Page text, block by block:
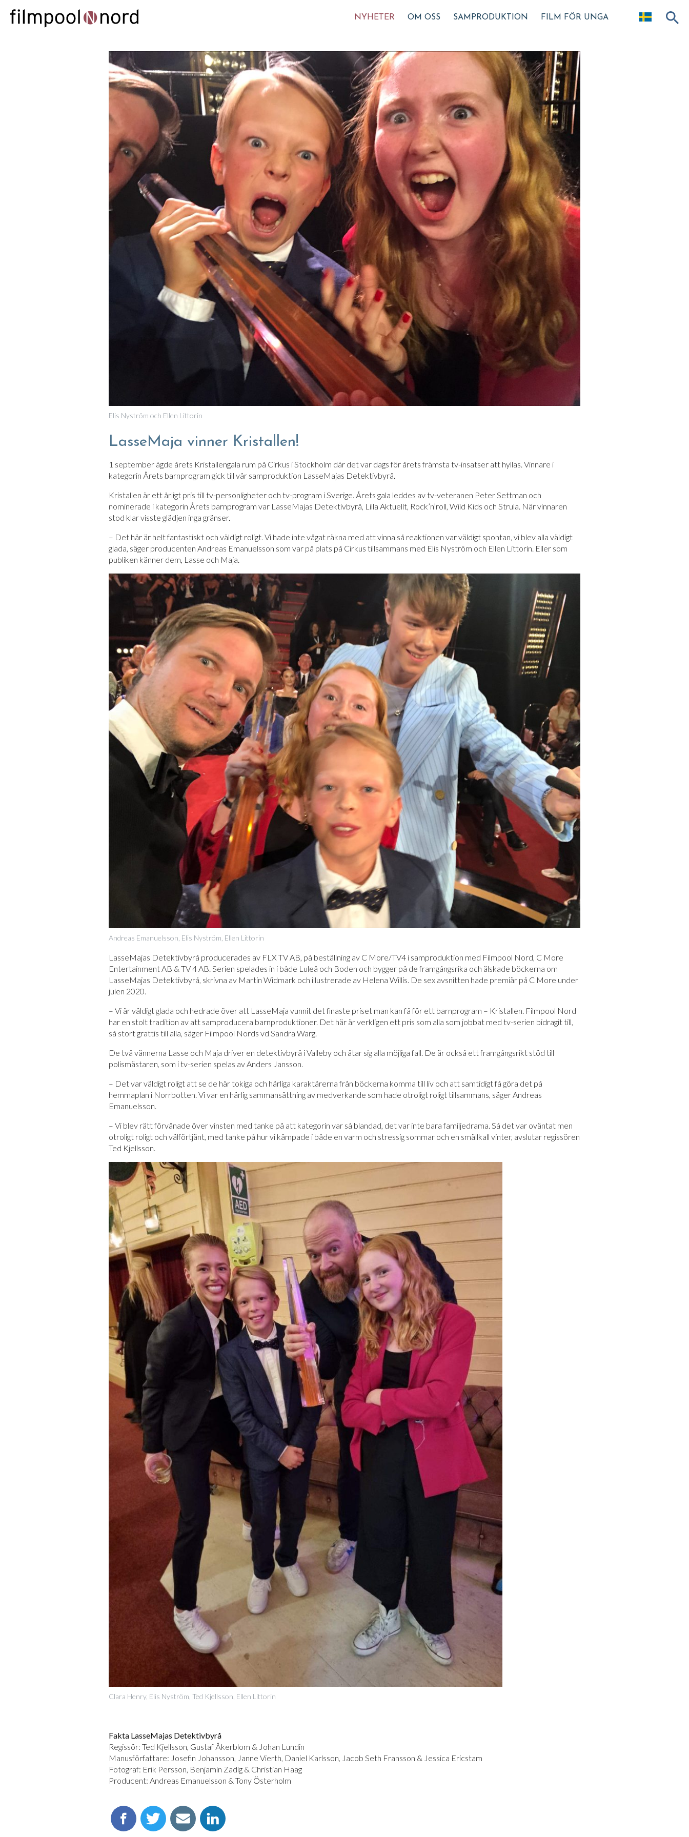
NYHETER OM OSS SAMPRODUKTION FILM FÖR UNGA
Elis Nyström och Ellen Littorin
LasseMaja vinner Kristallen!
1 september ägde årets Kristallengala rum på Cirkus i Stockholm där det var dags för årets främsta tv-insatser att hyllas. Vinnare i
kategorin Årets barnprogram gick till vår samproduktion LasseMajas Detektivbyrå.
Kristallen är ett årligt pris till tv-personligheter och tv-program i Sverige. Årets gala leddes av tv-veteranen Peter Settman och
nominerade i kategorin Årets barnprogram var LasseMajas Detektivbyrå, Lilla Aktuellt, Rock’n’roll, Wild Kids och Strula. När vinnaren
stod klar visste glädjen inga gränser.
– Det här är helt fantastiskt och väldigt roligt. Vi hade inte vågat räkna med att vinna så reaktionen var väldigt spontan, vi blev alla väldigt
glada, säger producenten Andreas Emanuelsson som var på plats på Cirkus tillsammans med Elis Nyström och Ellen Littorin. Eller som
publiken känner dem, Lasse och Maja.
Andreas Emanuelsson, Elis Nyström, Ellen Littorin
LasseMajas Detektivbyrå producerades av FLX TV AB, på beställning av C More/TV4 i samproduktion med Filmpool Nord, C More
Entertainment AB & TV 4 AB. Serien spelades in i både Luleå och Boden och bygger på de framgångsrika och älskade böckerna om
LasseMajas Detektivbyrå, skrivna av Martin Widmark och illustrerade av Helena Willis. De sex avsnitten hade premiär på C More under
julen 2020.
– Vi är väldigt glada och hedrade över att LasseMaja vunnit det finaste priset man kan få för ett barnprogram – Kristallen. Filmpool Nord
har en stolt tradition av att samproducera barnproduktioner. Det här är verkligen ett pris som alla som jobbat med tv-serien bidragit till,
så stort grattis till alla, säger Filmpool Nords vd Sandra Warg.
De två vännerna Lasse och Maja driver en detektivbyrå i Valleby och åtar sig alla möjliga fall. De är också ett framgångsrikt stöd till
polismästaren, som i tv-serien spelas av Anders Jansson.
– Det var väldigt roligt att se de här tokiga och härliga karaktärerna från böckerna komma till liv och att samtidigt få göra det på
hemmaplan i Norrbotten. Vi var en härlig sammansättning av medverkande som hade otroligt roligt tillsammans, säger Andreas
Emanuelsson.
– Vi blev rätt förvånade över vinsten med tanke på att kategorin var så blandad, det var inte bara familjedrama. Så det var oväntat men
otroligt roligt och välförtjänt, med tanke på hur vi kämpade i både en varm och stressig sommar och en smällkall vinter, avslutar regissören
Ted Kjellsson.
Clara Henry, Elis Nyström, Ted Kjellsson, Ellen Littorin
Fakta LasseMajas Detektivbyrå
Regissör: Ted Kjellsson, Gustaf Åkerblom & Johan Lundin
Manusförfattare: Josefin Johansson, Janne Vierth, Daniel Karlsson, Jacob Seth Fransson & Jessica Ericstam
Fotograf: Erik Persson, Benjamin Zadig & Christian Haag
Producent: Andreas Emanuelsson & Tony Österholm